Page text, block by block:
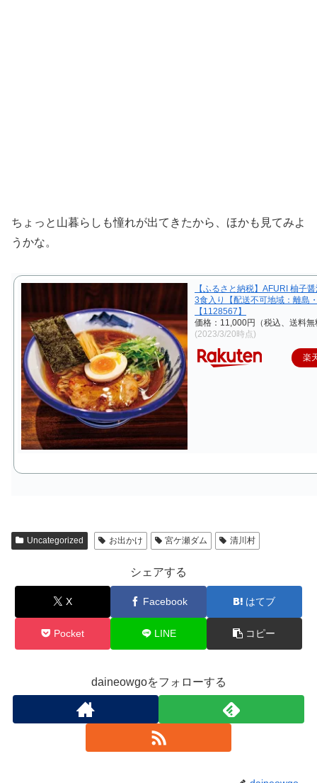
ちょっと山暮らしも憧れが出てきたから、ほかも見てみよ
うかな。
【ふるさと納税】AFURI 柚子
3食入り【配送不可地域：離島
【1128567】
価格：11,000円（税込、送料無
(2023/3/20時点)
楽
Uncategorized お出かけ 宮ケ瀬ダム 清川村
シェアする
X Facebook はてブ
Pocket LINE コピー
daineowgoをフォローする